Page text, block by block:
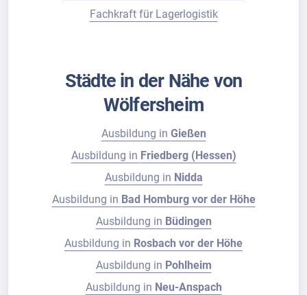
Fachkraft für Lagerlogistik
Städte in der Nähe von
Wölfersheim
Ausbildung in Gießen
Ausbildung in Friedberg (Hessen)
Ausbildung in Nidda
Ausbildung in Bad Homburg vor der Höhe
Ausbildung in Büdingen
Ausbildung in Rosbach vor der Höhe
Ausbildung in Pohlheim
Ausbildung in Neu-Anspach